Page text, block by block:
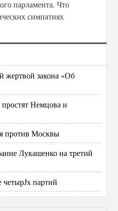
парламента. Что
симпатиях
жертвой закона «Об
Немцова и
против Москвы
Лукашенко на третий
четырЈх партий